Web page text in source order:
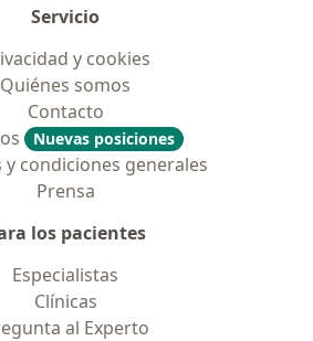
Servicio
y cookies
Quiénes somos
Contacto
Nuevas posiciones
y condiciones generales
Prensa
los pacientes
Especialistas
Clínicas
al Experto